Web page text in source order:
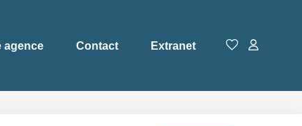
agence Contact Extranet